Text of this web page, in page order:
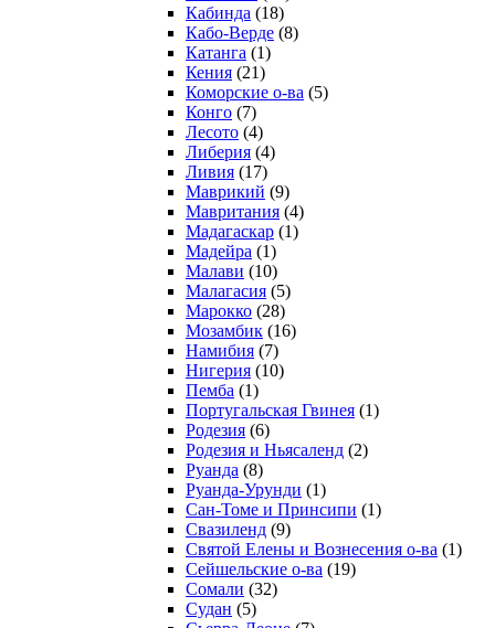
Кабинда (18)
Кабо-Верде (8)
Катанга (1)
Кения (21)
Коморcкие о-ва (5)
Конго (7)
Лесото (4)
Либерия (4)
Ливия (17)
Маврикий (9)
Мавритания (4)
Мадагаскар (1)
Мадейра (1)
Малави (10)
Малагасия (5)
Марокко (28)
Мозамбик (16)
Намибия (7)
Нигерия (10)
Пемба (1)
Португальская Гвинея (1)
Родезия (6)
Родезия и Ньясаленд (2)
Руанда (8)
Руанда-Урунди (1)
Сан-Томе и Принсипи (1)
Свазиленд (9)
Святой Елены и Вознесения о-ва (1)
Сейшельские о-ва (19)
Сомали (32)
Судан (5)